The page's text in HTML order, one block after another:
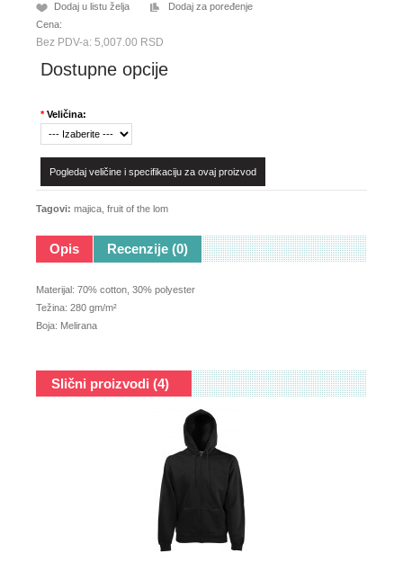
Dodaj u listu želja
Dodaj za poređenje
Cena:
Bez PDV-a: 5,007.00 RSD
Dostupne opcije
* Veličina:
Pogledaj veličine i specifikaciju za ovaj proizvod
Tagovi: majica fruit of the lom
Opis Recenzije (0)
Materijal: 70% cotton, 30% polyester
Težina: 280 gm/m²
Boja: Melirana
Slični proizvodi (4)